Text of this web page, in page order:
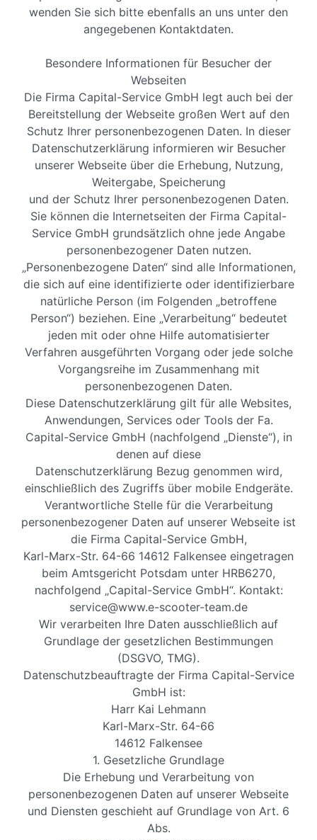
wenden Sie sich bitte ebenfalls an uns unter den
angegebenen Kontaktdaten.
Besondere Informationen für Besucher der
Webseiten
Die Firma Capital-Service GmbH legt auch bei der
Bereitstellung der Webseite großen Wert auf den
Schutz Ihrer personenbezogenen Daten. In dieser
Datenschutzerklärung informieren wir Besucher
unserer Webseite über die Erhebung, Nutzung,
Weitergabe, Speicherung
und der Schutz Ihrer personenbezogenen Daten.
Sie können die Internetseiten der Firma Capital-
Service GmbH grundsätzlich ohne jede Angabe
personenbezogener Daten nutzen.
„Personenbezogene Daten“ sind alle Informationen,
die sich auf eine identifizierte oder identifizierbare
natürliche Person (im Folgenden „betroffene
Person“) beziehen. Eine „Verarbeitung“ bedeutet
jeden mit oder ohne Hilfe automatisierter
Verfahren ausgeführten Vorgang oder jede solche
Vorgangsreihe im Zusammenhang mit
personenbezogenen Daten.
Diese Datenschutzerklärung gilt für alle Websites,
Anwendungen, Services oder Tools der Fa.
Capital-Service GmbH (nachfolgend „Dienste“), in
denen auf diese
Datenschutzerklärung Bezug genommen wird,
einschließlich des Zugriffs über mobile Endgeräte.
Verantwortliche Stelle für die Verarbeitung
personenbezogener Daten auf unserer Webseite ist
die Firma Capital-Service GmbH,
Karl-Marx-Str. 64-66 14612 Falkensee eingetragen
beim Amtsgericht Potsdam unter HRB6270,
nachfolgend „Capital-Service GmbH“. Kontakt:
service@www.e-scooter-team.de
Wir verarbeiten Ihre Daten ausschließlich auf
Grundlage der gesetzlichen Bestimmungen
(DSGVO, TMG).
Datenschutzbeauftragte der Firma Capital-Service
GmbH ist:
Harr Kai Lehmann
Karl-Marx-Str. 64-66
14612 Falkensee
1. Gesetzliche Grundlage
Die Erhebung und Verarbeitung von
personenbezogenen Daten auf unserer Webseite
und Diensten geschieht auf Grundlage von Art. 6
Abs.